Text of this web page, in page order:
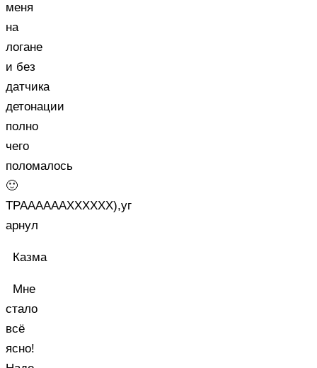
меня
на
логане
и без
датчика
детонации
полно
чего
поломалось
🙂
ТРААААААХХХХХХ),уг
арнул
Казма
Мне
стало
всё
ясно!